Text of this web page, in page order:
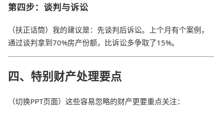
第四步：谈判与诉讼
（扶正话筒）我的建议是：先谈判后诉讼。上个月有个案例，
通过谈判拿到70%房产份额，比诉讼多争取了15%。
四、特别财产处理要点
（切换PPT页面）这些容易忽略的财产更要重点关注：